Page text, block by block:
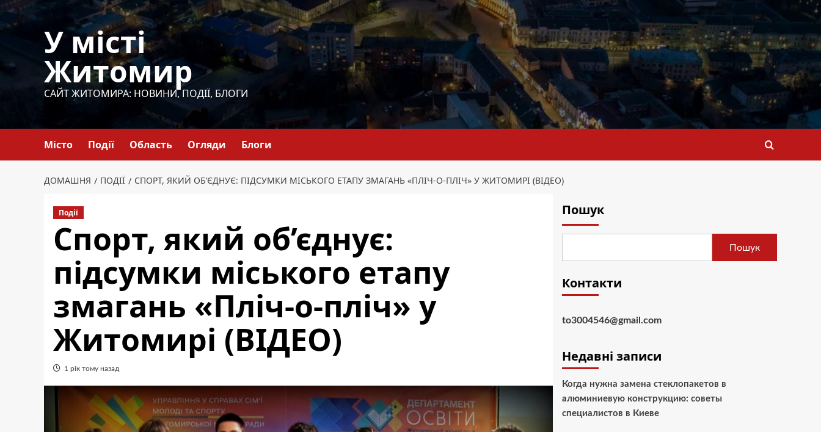
Перейти
У місті
Житомир
САЙТ ЖИТОМИРА: НОВИНИ, ПОДІЇ, БЛОГИ
Місто Події Область Огляди Блоги
ДОМАШНЯ ПОДІЇ СПОРТ, ЯКИЙ ОБ’ЄДНУЄ: ПІДСУМКИ МІСЬКОГО ЕТАПУ ЗМАГАНЬ «ПЛІЧ-О-ПЛІЧ» У ЖИТОМИРІ (ВІДЕО)
Події
Спорт, який об’єднує:
підсумки міського етапу
змагань «Пліч-о-пліч» у
Житомирі (ВІДЕО)
1 рік тому назад
Пошук
Пошук
Контакти
to3004546@gmail.com
Недавні записи
Когда нужна замена стеклопакетов в
алюминиевую конструкцию: советы
специалистов в Киеве